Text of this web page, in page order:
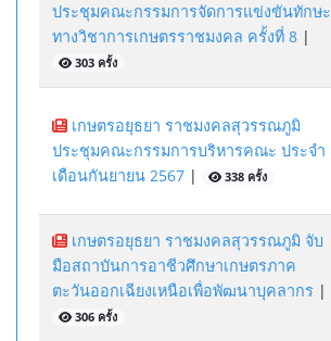
ประชุมคณะกรรมการจัดการแข่งขันทักษะ
ทางวิชาการเกษตรราชมงคล ครั้งที่ 8 |
303 ครั้ง
เกษตรอยุธยา ราชมงคลสุวรรณภูมิ
ประชุมคณะกรรมการบริหารคณะ ประจำ
เดือนกันยายน 2567 | 338 ครั้ง
เกษตรอยุธยา ราชมงคลสุวรรณภูมิ จับ
มือสถาบันการอาชีวศึกษาเกษตรภาค
ตะวันออกเฉียงเหนือเพื่อพัฒนาบุคลากร |
306 ครั้ง